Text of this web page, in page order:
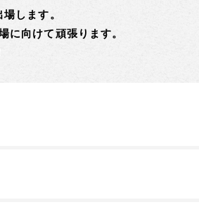
します。
に向けて頑張ります。